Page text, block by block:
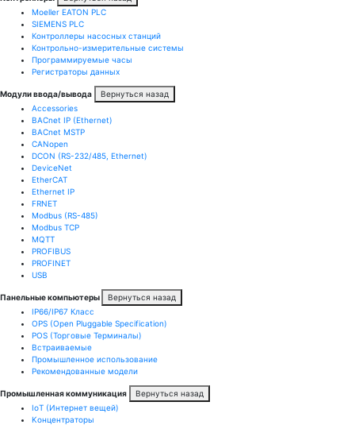
Moeller EATON PLC
SIEMENS PLC
Контроллеры насосных станций
Контрольно-измерительные системы
Программируемые часы
Регистраторы данных
Модули ввода/вывода
Вернуться назад
Accessories
BACnet IP (Ethernet)
BACnet MSTP
CANopen
DCON (RS-232/485, Ethernet)
DeviceNet
EtherCAT
Ethernet IP
FRNET
Modbus (RS-485)
Modbus TCP
MQTT
PROFIBUS
PROFINET
USB
Панельные компьютеры
Вернуться назад
IP66/IP67 Класс
OPS (Open Pluggable Specification)
POS (Торговые Терминалы)
Встраиваемые
Промышленное использование
Рекомендованные модели
Промышленная коммуникация
Вернуться назад
IoT (Интернет вещей)
Kонцентраторы